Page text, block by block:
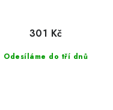
Odesíláme do tří dnů
301 Kč